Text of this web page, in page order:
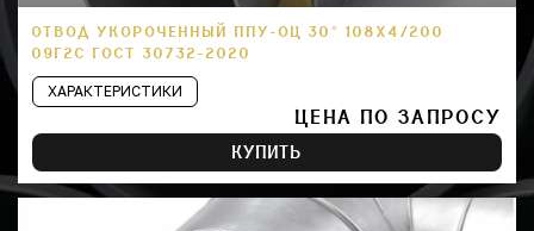
ОТВОД УКОРОЧЕННЫЙ ППУ-ОЦ 30° 108Х4/200
09Г2С ГОСТ 30732-2020
ХАРАКТЕРИСТИКИ
ЦЕНА ПО ЗАПРОСУ
КУПИТЬ